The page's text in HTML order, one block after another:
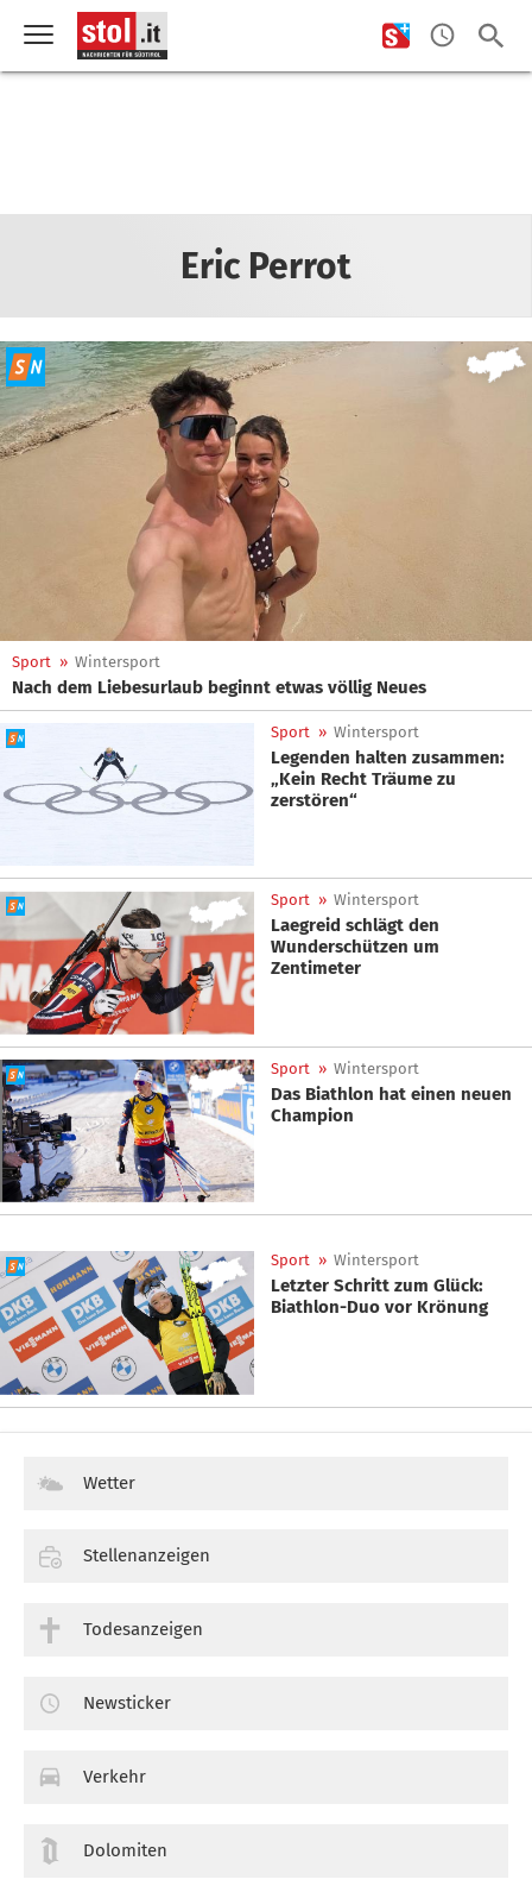
Eric Perrot
Sport » Wintersport
Nach dem Liebesurlaub beginnt etwas völlig Neues
Sport » Wintersport
Legenden halten zusammen:
„Kein Recht Träume zu
zerstören“
Sport » Wintersport
Laegreid schlägt den
Wunderschützen um
Zentimeter
Sport » Wintersport
Das Biathlon hat einen neuen
Champion
Sport » Wintersport
Letzter Schritt zum Glück:
Biathlon-Duo vor Krönung
Wetter
Stellenanzeigen
Todesanzeigen
Newsticker
Verkehr
Dolomiten